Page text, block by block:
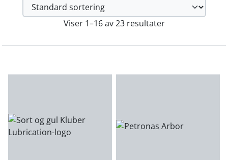
Viser 1–16 av 23 resultater